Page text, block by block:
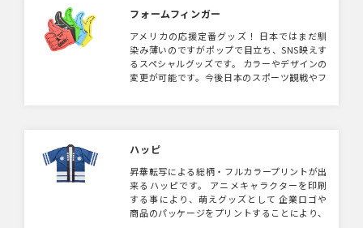
心地のタイプなど選択可能です。
フォームフィンガー
アメリカの応援定番グッズ！ 日本ではまだ馴
染み薄いのですがポップで目立ち、SNS映えす
るスペシャルグッズです。 カラーやデザインの
変更が可能です。今後日本のスポーツ観戦やフ
ハッピ
昇華転写による総柄・フルカラープリントが出
来るハッピです。 アニメキャラクターを印刷
する事により、萌えグッズとして 企業ロゴや
商品のパッケージをプリントすることにより、